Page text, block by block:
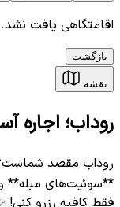
اقامتگاهی یافت نشد.
بازگشت
نقشه
روداب؛ اجاره
روداب مقصد شماست؟
**سوئیت‌های مبله** و
فقط کافیه رزرو کنی!